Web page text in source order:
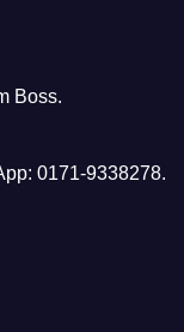
Boss.
0171-9338278.